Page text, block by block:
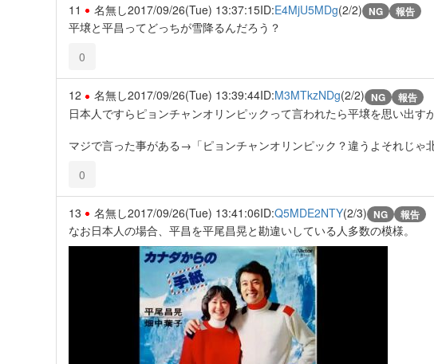
11 名無し2017/09/26(Tue) 13:37:15ID:E4MjU5MDg(2/2) NG 報告
平壌と平昌ってどっちが雪降るんだろう？
0
12 名無し2017/09/26(Tue) 13:39:44ID:M3MTkzNDg(2/2) NG 報告
日本人ですらピョンチャンオリンピックって言われたら平壌を思い出すか
マジで言った事がある→「ピョンチャンオリンピック？違うよそれじゃ
0
13 名無し2017/09/26(Tue) 13:41:06ID:Q5MDE2NTY(2/3) NG 報告
なお日本人の場合、平昌を平尾昌晃と勘違いしている人多数の模様。